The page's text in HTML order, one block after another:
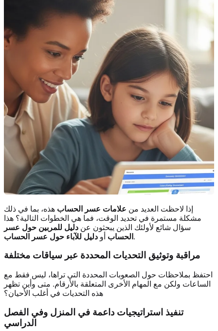
إذا لاحظت العديد من علامات عسر الحساب هذه، بما في ذلك
مشكلة مستمرة في تحديد الوقت، فما هي الخطوات التالية؟ هذا
سؤال شائع لأولئك الذين يبحثون عن دليل للمربين حول عسر
الحساب أو دليل للآباء حول عسر الحساب .
مراقبة وتوثيق التحديات المحددة عبر سياقات مختلفة
احتفظ بملاحظات حول الصعوبات المحددة التي تراها، ليس فقط مع
الساعات ولكن مع المهام الأخرى المتعلقة بالأرقام. متى وأين تظهر
هذه التحديات في أغلب الأحيان؟
تنفيذ استراتيجيات داعمة في المنزل وفي الفصل
الدراسي